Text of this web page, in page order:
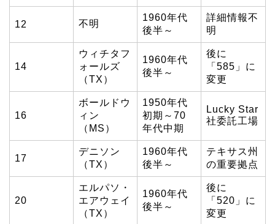
12 不明
1960年代
後半～
詳細情報不
明
14
ウィチタフ
ォールズ
（TX）
1960年代
後半～
後に
「585」に
変更
16
ボールドウ
ィン
（MS）
1950年代
初期～70
年代中期
Lucky Star
社委託工場
17
デニソン
（TX）
1960年代
後半～
テキサス州
の重要拠点
20
エルパソ・
エアウェイ
（TX）
1960年代
後半～
後に
「520」に
変更